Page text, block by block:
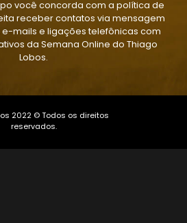
você concorda com a política de
receber contatos via mensagem
e-mails e ligações telefônicas com
da Semana Online do Thiago
Lobos.
2022 © Todos os direitos
reservados.